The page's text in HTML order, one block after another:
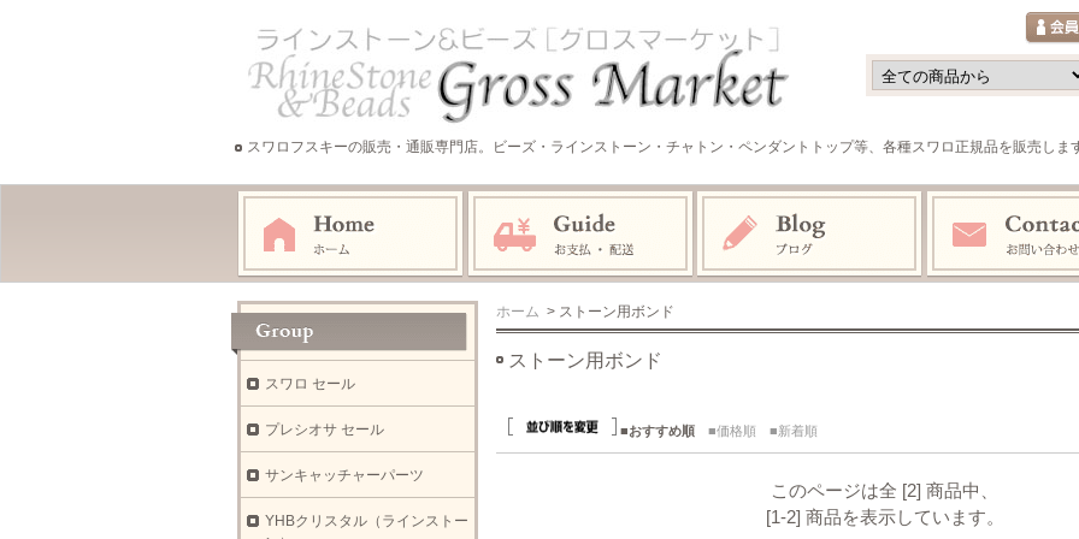
スワロフスキーの販売・通販専門店。ビーズ・ラインストーン・チャトン・ペンダントトップ等、各種スワロ正規品を販売しま
ホーム > ストーン用ボンド
ストーン用ボンド
■おすすめ順 ■価格順 ■新着順
このページは全 [2] 商品中、
[1-2] 商品を表示しています。
スワロ セール
プレシオサ セール
サンキャッチャーパーツ
YHBクリスタル（ラインストー